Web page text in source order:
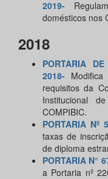
2019-
domésticos nos
2018
PORTARIA
2018-
requisitos da
Institucional
COMPIBIC.
PORTARIA Nº
taxas de
de diploma
PORTARIA N°
a Portaria nº